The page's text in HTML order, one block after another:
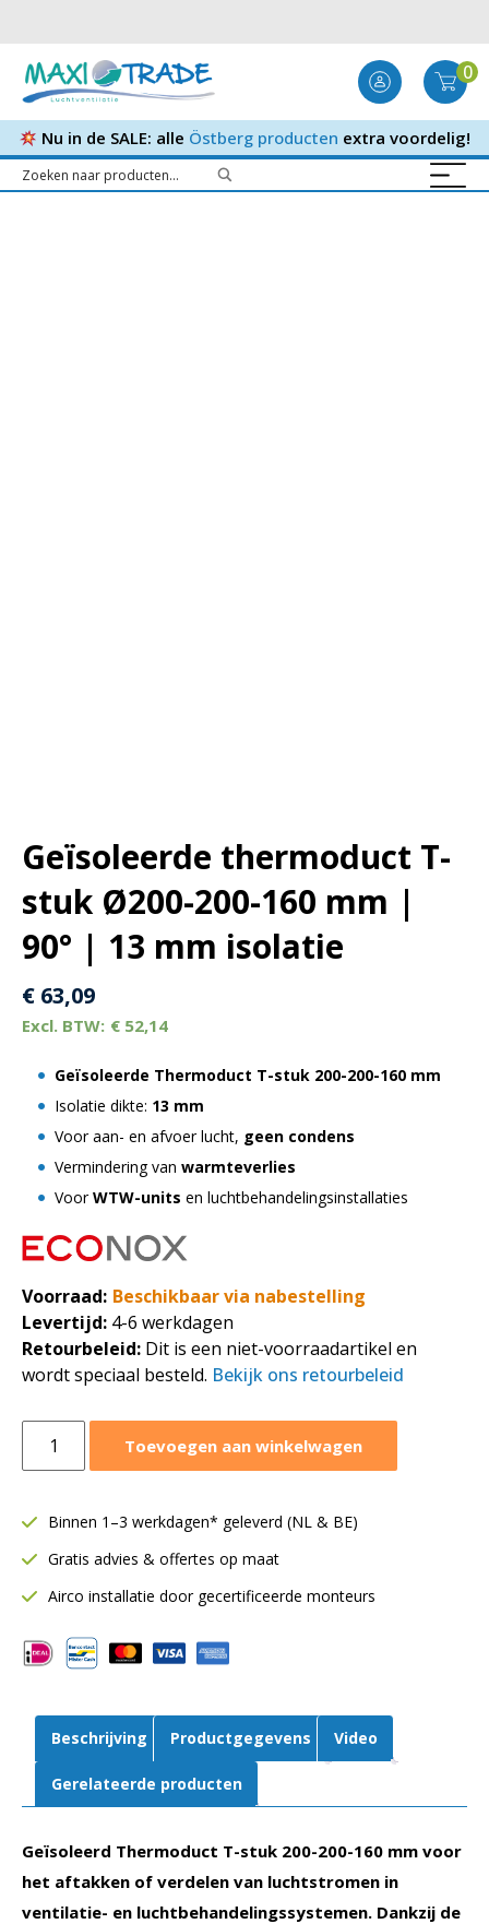
0
Nu in de SALE: alle Östberg producten extra voordelig!
Geïsoleerde thermoduct T-
stuk Ø200-200-160 mm |
90° | 13 mm isolatie
€ 63,09
€ 52,14
Geïsoleerde Thermoduct T-stuk 200-200-160 mm
Isolatie dikte: 13 mm
Voor aan- en afvoer lucht, geen condens
Vermindering van warmteverlies
VoorWTW-units en luchtbehandelingsinstallaties
Voorraad: Beschikbaar via nabestelling
Levertijd: 4-6 werkdagen
Retourbeleid: Dit is een niet-voorraadartikel en
wordt speciaal besteld. Bekijk ons retourbeleid
thermoduct
stuk
200-
160
|
90°
13
isolatie
Toevoegen aan winkelwagen
Binnen 1–3 werkdagen* geleverd (NL & BE)
Gratis advies & offertes op maat
Airco installatie door gecertificeerde monteurs
Beschrijving Productgegevens Video
Gerelateerde producten
Geïsoleerd Thermoduct T-stuk 200-200-160 mm voor
het aftakken of verdelen van luchtstromen in
ventilatie- en luchtbehandelingssystemen. Dankzij de